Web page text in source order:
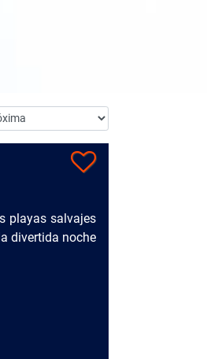
playas salvajes
divertida noche